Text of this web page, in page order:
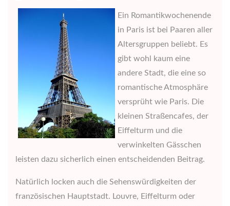
Ein Romantikwochenende
in Paris ist bei Paaren aller
Altersgruppen beliebt. Es
gibt wohl kaum eine
andere Stadt, die eine so
romantische Atmosphäre
versprüht wie Paris. Die
kleinen Straßencafes, der
Eiffelturm und die
verwinkelten Gässchen
leisten dazu sicherlich einen entscheidenden Beitrag.
Natürlich locken auch die Sehenswürdigkeiten der
französischen Hauptstadt. Louvre, Eiffelturm oder